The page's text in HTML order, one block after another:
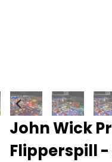
John Wick
Flipperspill